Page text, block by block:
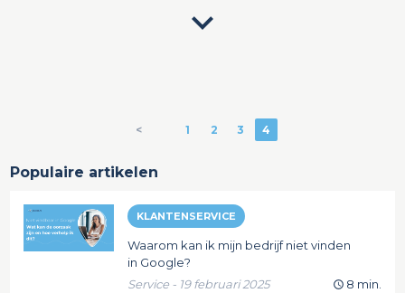
expand_more
< 1 2 3 4
Populaire artikelen
KLANTENSERVICE
Waarom kan ik mijn bedrijf niet vinden
in Google?
Service - 19 februari 2025
8 min.